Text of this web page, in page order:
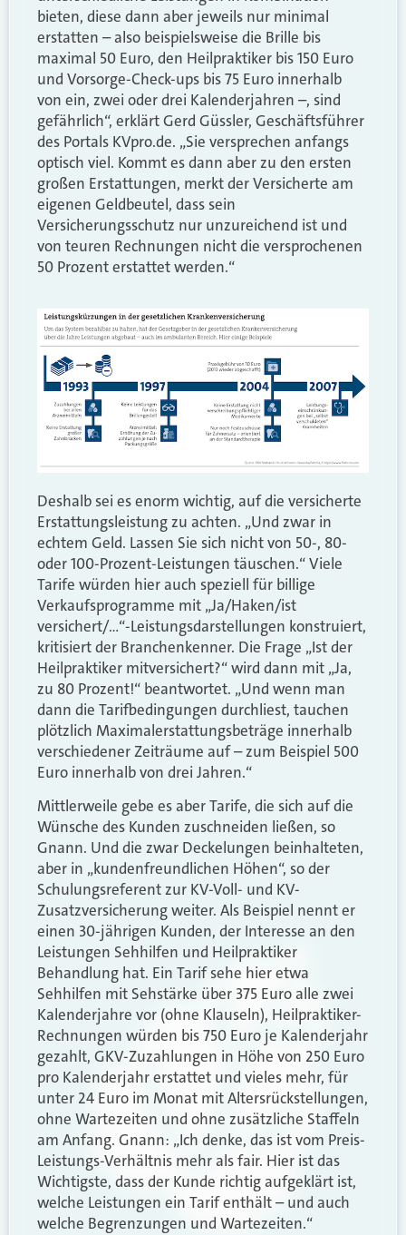
bieten, diese dann aber jeweils nur minimal
erstatten – also beispielsweise die Brille bis
maximal 50 Euro, den Heilpraktiker bis 150 Euro
und Vorsorge-Check-ups bis 75 Euro innerhalb
von ein, zwei oder drei Kalenderjahren –, sind
gefährlich“, erklärt Gerd Güssler, Geschäftsführer
des Portals KVpro.de. „Sie versprechen anfangs
optisch viel. Kommt es dann aber zu den ersten
großen Erstattungen, merkt der Versicherte am
eigenen Geldbeutel, dass sein
Versicherungsschutz nur unzureichend ist und
von teuren Rechnungen nicht die versprochenen
50 Prozent erstattet werden.“
Deshalb sei es enorm wichtig, auf die versicherte
Erstattungsleistung zu achten. „Und zwar in
echtem Geld. Lassen Sie sich nicht von 50-, 80-
oder 100-Prozent-Leistungen täuschen.“ Viele
Tarife würden hier auch speziell für billige
Verkaufsprogramme mit „Ja/Haken/ist
versichert/…“-Leistungsdarstellungen konstruiert,
kritisiert der Branchenkenner. Die Frage „Ist der
Heilpraktiker mitversichert?“ wird dann mit „Ja,
zu 80 Prozent!“ beantwortet. „Und wenn man
dann die Tarifbedingungen durchliest, tauchen
plötzlich Maximalerstattungsbeträge innerhalb
verschiedener Zeiträume auf – zum Beispiel 500
Euro innerhalb von drei Jahren.“
Mittlerweile gebe es aber Tarife, die sich auf die
Wünsche des Kunden zuschneiden ließen, so
Gnann. Und die zwar Deckelungen beinhalteten,
aber in „kundenfreundlichen Höhen“, so der
Schulungsreferent zur KV-Voll- und KV-
Zusatzversicherung weiter. Als Beispiel nennt er
einen 30-jährigen Kunden, der Interesse an den
Leistungen Sehhilfen und Heilpraktiker
Behandlung hat. Ein Tarif sehe hier etwa
Sehhilfen mit Sehstärke über 375 Euro alle zwei
Kalenderjahre vor (ohne Klauseln), Heilpraktiker-
Rechnungen würden bis 750 Euro je Kalenderjahr
gezahlt, GKV-Zuzahlungen in Höhe von 250 Euro
pro Kalenderjahr erstattet und vieles mehr, für
unter 24 Euro im Monat mit Altersrückstellungen,
ohne Wartezeiten und ohne zusätzliche Staffeln
am Anfang. Gnann: „Ich denke, das ist vom Preis-
Leistungs-Verhältnis mehr als fair. Hier ist das
Wichtigste, dass der Kunde richtig aufgeklärt ist,
welche Leistungen ein Tarif enthält – und auch
welche Begrenzungen und Wartezeiten.“